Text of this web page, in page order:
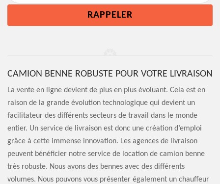
CAMION BENNE ROBUSTE POUR VOTRE LIVRAISON
La vente en ligne devient de plus en plus évoluant. Cela est en
raison de la grande évolution technologique qui devient un
facilitateur des différents secteurs de travail dans le monde
entier. Un service de livraison est donc une création d’emploi
grâce à cette immense innovation. Les agences de livraison
peuvent bénéficier notre service de location de camion benne
très robuste. Nous avons des bennes avec des différents
volumes. Nous pouvons vous présenter également un chauffeur